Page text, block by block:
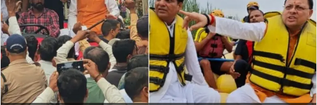
e
m
a
i
l